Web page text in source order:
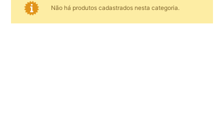
Não há produtos cadastrados nesta categoria.